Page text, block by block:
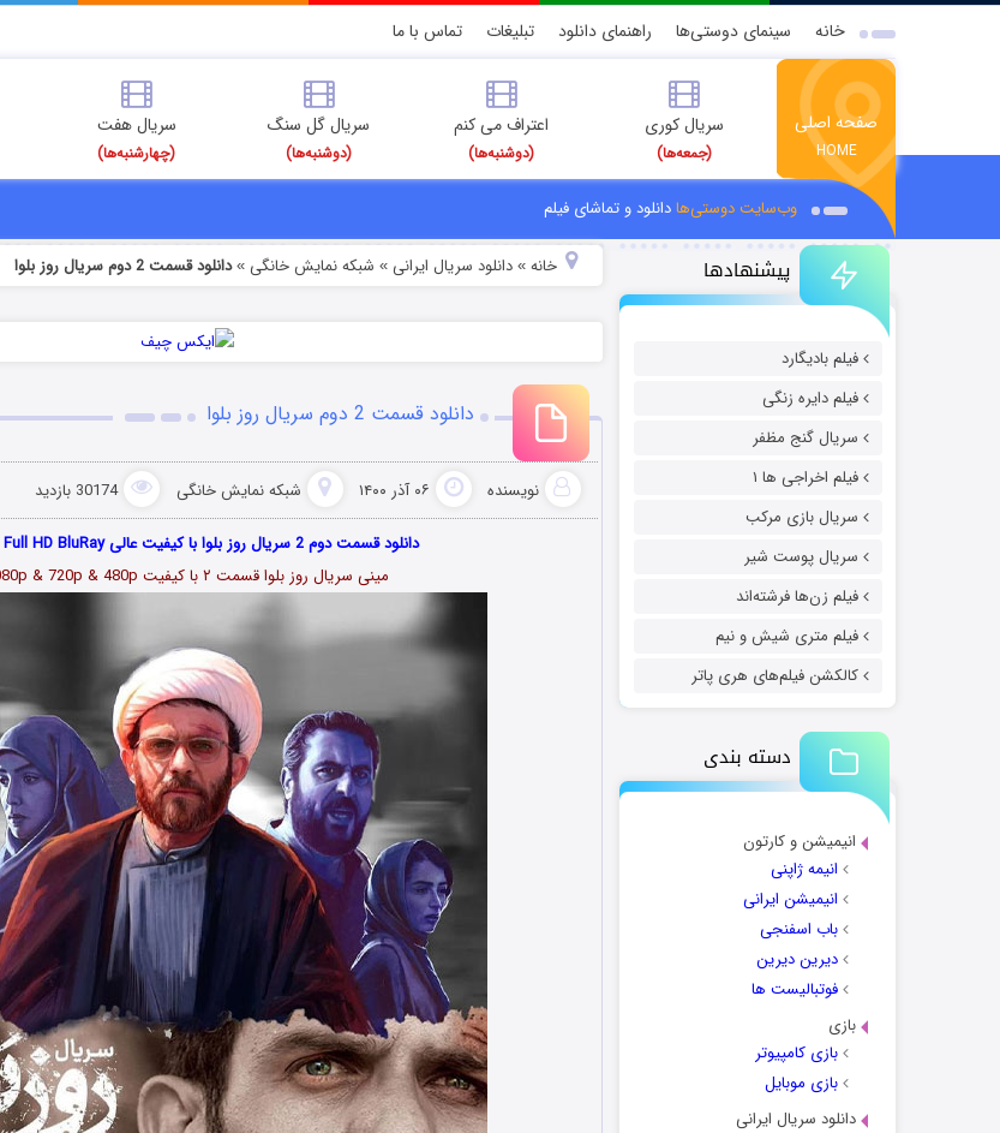
خانه سینمای دوستی‌ها راهنمای دانلود تبلیغات تماس با ما
صفحه اصلی
HOME
سریال کوری
(جمعه‌ها)
اعتراف می کنم
(دوشنبه‌ها)
سریال گل سنگ
(دوشنبه‌ها)
سریال هفت
(چهارشنبه‌ها)
وب‌سایت دوستی‌هادانلود و تماشای فیلم
پیشنهادها
فیلم بادیگارد
فیلم دایره زنگی
سریال گنج مظفر
فیلم اخراجی ها ۱
سریال بازی مرکب
سریال پوست شیر
فیلم زن‌ها فرشته‌اند
فیلم متری شیش و نیم
کالکشن فیلم‌های هری پاتر
دسته بندی
انیمیشن و کارتون
انیمه ژاپنی
انیمیشن ایرانی
باب اسفنجی
دیرین دیرین
فوتبالیست ها
بازی
بازی کامپیوتر
بازی موبایل
دانلود سریال ایرانی
خانه» دانلود سریال ایرانی » شبکه نمایش خانگی »دانلود قسمت 2 دوم سریال روز بلوا
دانلود قسمت 2 دوم سریال روز بلوا
نویسنده ۰۶ آذر ۱۴۰۰ شبکه نمایش خانگی 30174 بازدید
دانلود قسمت دوم 2 سریال روز بلوا با کیفیت عالی 1080p Full HD BluRay
مینی سریال روز بلوا قسمت ۲ با کیفیت 1080p & 720p & 480p